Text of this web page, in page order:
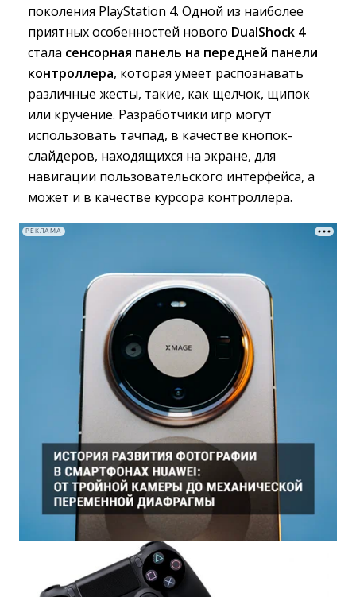
поколения PlayStation 4. Одной из наиболее
приятных особенностей нового DualShock 4
стала сенсорная панель на передней панели
контроллера, которая умеет распознавать
различные жесты, такие, как щелчок, щипок
или кручение. Разработчики игр могут
использовать тачпад, в качестве кнопок-
слайдеров, находящихся на экране, для
навигации пользовательского интерфейса, а
может и в качестве курсора контроллера.
РЕКЛАМА